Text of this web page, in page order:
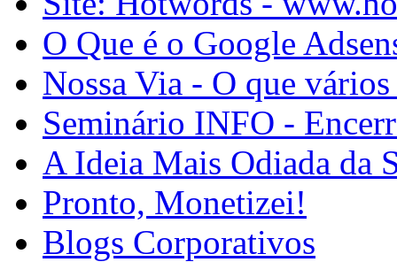
O Que é o Google
Nossa Via - O que
Seminário INFO -
A Ideia Mais Odiada da
Pronto, Monetizei!
Blogs Corporativos